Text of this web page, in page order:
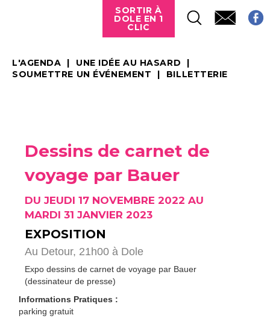
SORTIR À
DOLE EN 1
CLIC
L'AGENDA
UNE IDÉE AU HASARD
SOUMETTRE UN ÉVÉNEMENT
BILLETTERIE
Dessins de carnet de
voyage par Bauer
DU JEUDI 17 NOVEMBRE 2022 AU
MARDI 31 JANVIER 2023
EXPOSITION
Au Detour, 21h00 à Dole
Expo dessins de carnet de voyage par Bauer
(dessinateur de presse)
Informations Pratiques :
parking gratuit